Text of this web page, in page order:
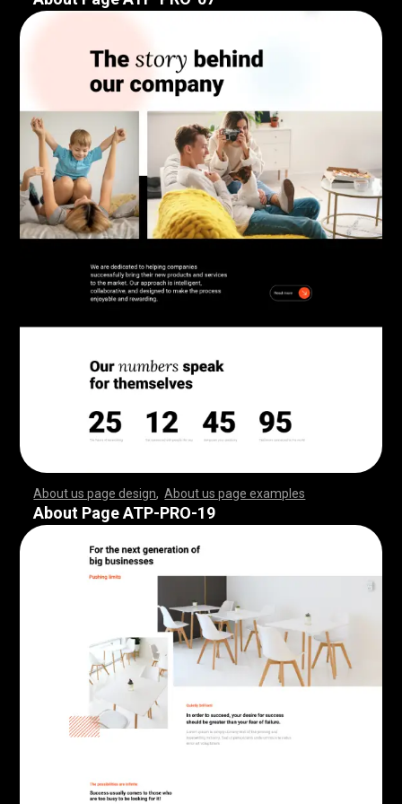
About us page design ,About us page examples
,,,,,,,,,,,,,,,,,,,,,,,, ,,,,,,,,,,,,,,,,,,,,,,,,,,,
,,,,,,,,,,,,,,,,,,,,,,,, ,,,,,,,,,,,,,,,,,,,,,,,,,,,
,,,,,,,,,,,,,,,,,,,,,,,, ,,,,,,,,,,,,,,,,,,,,,,,,,,,
,,,,,,,,,,,,,,,,,,,,,,,, ,,,,,,,,,,,,,,,,,,,,,,,,,,,
,,,,,,,,,,,,,,,,,,,,,,,, ,,,,,,,,,,,,,,,,,,,,,,,,,,,
,,,,,,,,,,,,,,,,,,,,,,,, ,,,,,,,,,,,,,,,,,,,,,,,,,,,
,,,,,,,,,,,,,,,,,,,,,,,, ,,,,,,,,,,,,,,,,,,,,,,,,,,,
,,,,,,,,,,,,,,,,,,,,,,,, ,,,,,,,,,,,,
About Page ATP-PRO-19